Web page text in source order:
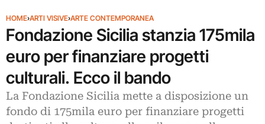
HOME›ARTI VISIVE›ARTE CONTEMPORANEA
Fondazione Sicilia stanzia 175mila
euro per finanziare progetti
culturali. Ecco il bando
La Fondazione Sicilia mette a disposizione un
fondo di 175mila euro per finanziare progetti